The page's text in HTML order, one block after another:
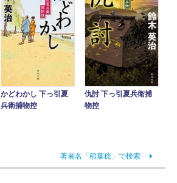
かどわかし 下っ引夏
兵衛捕物控
仇討 下っ引夏兵衛捕
物控
著者名「稲葉稔」で検索